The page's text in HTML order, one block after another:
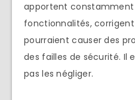
apportent constamment
fonctionnalités,
pourraient causer des
des failles de sécurité. Il
pas les négliger.